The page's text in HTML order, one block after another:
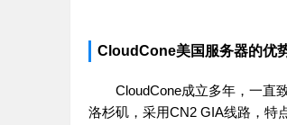
CloudCone美国服务器的优
CloudCone成立多年，一直
洛杉矶，采用CN2 GIA线路，特